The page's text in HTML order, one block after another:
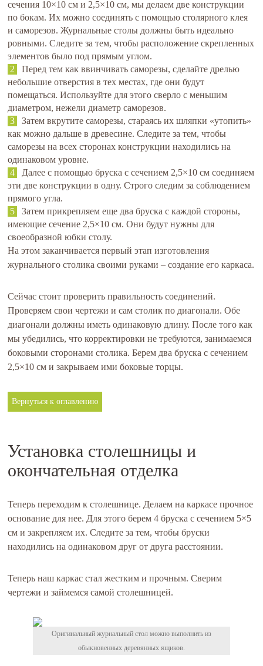
сечения 10×10 см и 2,5×10 см, мы делаем две конструкции
по бокам. Их можно соединять с помощью столярного клея
и саморезов. Журнальные столы должны быть идеально
ровными. Следите за тем, чтобы расположение скрепленных
элементов было под прямым углом.
Перед тем как ввинчивать саморезы, сделайте дрелью
небольшие отверстия в тех местах, где они будут
помещаться. Используйте для этого сверло с меньшим
диаметром, нежели диаметр саморезов.
Затем вкрутите саморезы, стараясь их шляпки «утопить»
как можно дальше в древесине. Следите за тем, чтобы
саморезы на всех сторонах конструкции находились на
одинаковом уровне.
Далее с помощью бруска с сечением 2,5×10 см соединяем
эти две конструкции в одну. Строго следим за соблюдением
прямого угла.
Затем прикрепляем еще два бруска с каждой стороны,
имеющие сечение 2,5×10 см. Они будут нужны для
своеобразной юбки столу.
На этом заканчивается первый этап изготовления
журнального столика своими руками – создание его каркаса.
Сейчас стоит проверить правильность соединений.
Проверяем свои чертежи и сам столик по диагонали. Обе
диагонали должны иметь одинаковую длину. После того как
мы убедились, что корректировки не требуются, занимаемся
боковыми сторонами столика. Берем два бруска с сечением
2,5×10 см и закрываем ими боковые торцы.
Вернуться к оглавлению
Установка столешницы и
окончательная отделка
Теперь переходим к столешнице. Делаем на каркасе прочное
основание для нее. Для этого берем 4 бруска с сечением 5×5
см и закрепляем их. Следите за тем, чтобы бруски
находились на одинаковом друг от друга расстоянии.
Теперь наш каркас стал жестким и прочным. Сверим
чертежи и займемся самой столешницей.
Оригинальный журнальный стол можно выполнить из
обыкновенных деревянных ящиков.